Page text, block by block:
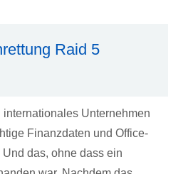
Raid 5
Unternehmen
Finanzdaten und Office-
das, ohne dass ein